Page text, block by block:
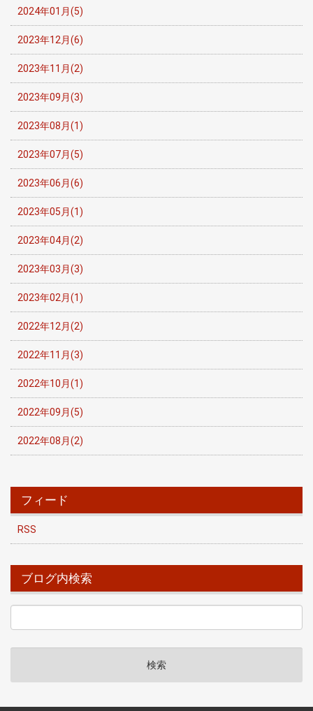
2024年01月(5)
2023年12月(6)
2023年11月(2)
2023年09月(3)
2023年08月(1)
2023年07月(5)
2023年06月(6)
2023年05月(1)
2023年04月(2)
2023年03月(3)
2023年02月(1)
2022年12月(2)
2022年11月(3)
2022年10月(1)
2022年09月(5)
2022年08月(2)
フィード
RSS
ブログ内検索